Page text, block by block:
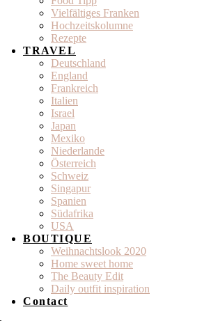
Vielfältiges Franken
Hochzeitskolumne
Rezepte
TRAVEL
Deutschland
England
Frankreich
Italien
Israel
Japan
Mexiko
Niederlande
Österreich
Schweiz
Singapur
Spanien
Südafrika
USA
BOUTIQUE
Weihnachtslook 2020
Home sweet home
The Beauty Edit
Daily outfit inspiration
Contact